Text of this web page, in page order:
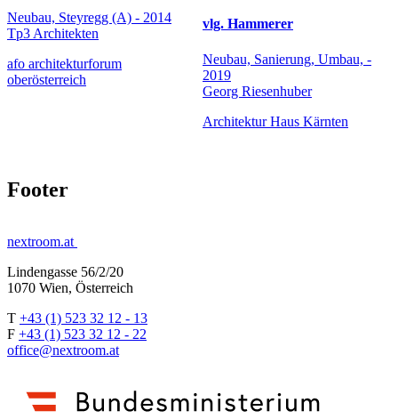
Neubau, Steyregg (A) - 2014
Tp3 Architekten
afo architekturforum
oberösterreich
vlg. Hammerer
Neubau, Sanierung, Umbau, -
2019
Georg Riesenhuber
Architektur Haus Kärnten
Footer
nextroom.at
Lindengasse 56/2/20
1070 Wien, Österreich
T +43 (1) 523 32 12 - 13
F +43 (1) 523 32 12 - 22
office@nextroom.at